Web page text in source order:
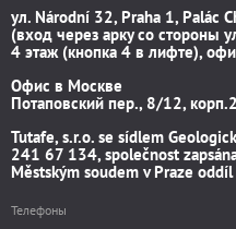
ул. Národní 32, Praha 1, Palác
(вход через арку со стороны
4 этаж (кнопка 4 в лифте),
Офис в Москве
Потаповский пер., 8/12,
Tutafe, s.r.o. se sídlem
241 67 134, společnost
Městským soudem v Praze
Телефоны